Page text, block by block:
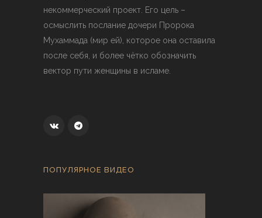
некоммерческий проект. Его цель –
осмыслить послание дочери Пророка
Мухаммада (мир ей), которое она оставила
после себя, и более чётко обозначить
вектор пути женщины в исламе.
ПОПУЛЯРНОЕ ВИДЕО